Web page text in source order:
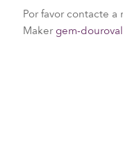
Por favor contacte a
Makergem-